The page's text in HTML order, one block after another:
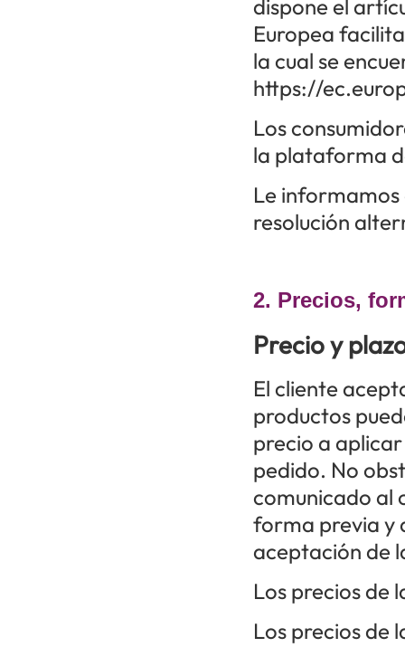
dispone el
Europea
la cual se
https://
Los
la plataforma
Le informamos
resolución
2. Precios,
Precio y
El cliente
productos
precio a
pedido. No
comunicado al
forma previa y
aceptación de
Los precios de
Los precios de